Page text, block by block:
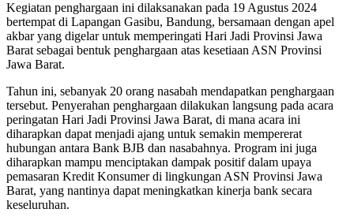
Kegiatan penghargaan ini dilaksanakan pada 19 Agustus 2024
bertempat di Lapangan Gasibu, Bandung, bersamaan dengan apel
akbar yang digelar untuk memperingati Hari Jadi Provinsi Jawa
Barat sebagai bentuk penghargaan atas kesetiaan ASN Provinsi
Jawa Barat.
Tahun ini, sebanyak 20 orang nasabah mendapatkan penghargaan
tersebut. Penyerahan penghargaan dilakukan langsung pada acara
peringatan Hari Jadi Provinsi Jawa Barat, di mana acara ini
diharapkan dapat menjadi ajang untuk semakin mempererat
hubungan antara Bank BJB dan nasabahnya. Program ini juga
diharapkan mampu menciptakan dampak positif dalam upaya
pemasaran Kredit Konsumer di lingkungan ASN Provinsi Jawa
Barat, yang nantinya dapat meningkatkan kinerja bank secara
keseluruhan.